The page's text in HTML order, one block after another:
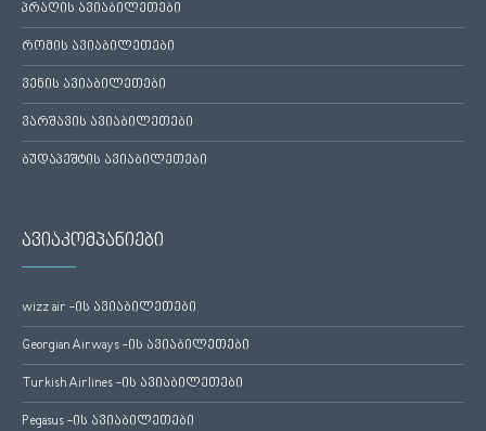
პრაღის ავიაბილეთები
რომის ავიაბილეთები
ვენის ავიაბილეთები
ვარშავის ავიაბილეთები
ბუდაპეშტის ავიაბილეთები
ავიაკომპანიები
wizz air -ის ავიაბილეთები
Georgian Airways -ის ავიაბილეთები
Turkish Airlines -ის ავიაბილეთები
Pegasus -ის ავიაბილეთები